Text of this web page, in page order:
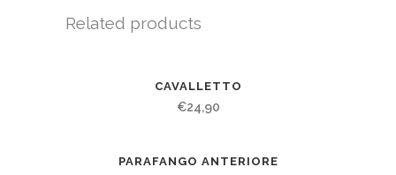
Related products
CAVALLETTO
€24,90
PARAFANGO ANTERIORE